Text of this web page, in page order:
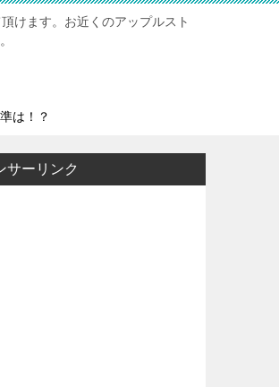
けます。お近くのアップルスト
は！？
サーリンク